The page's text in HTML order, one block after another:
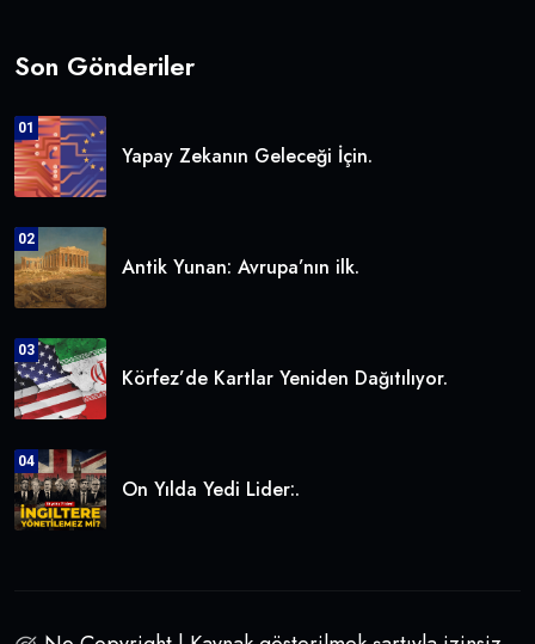
Son Gönderiler
01
Yapay Zekanın Geleceği İçin.
02
Antik Yunan: Avrupa’nın ilk.
03
Körfez’de Kartlar Yeniden Dağıtılıyor.
04
On Yılda Yedi Lider:.